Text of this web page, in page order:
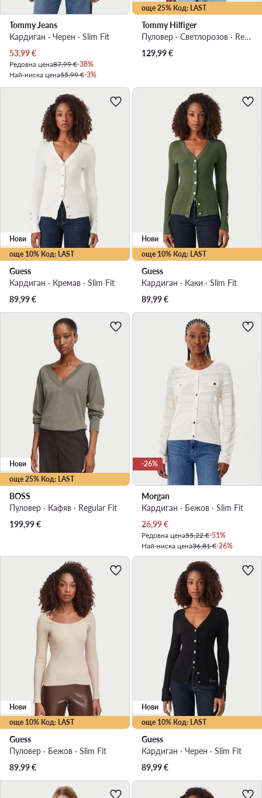
Tommy Jeans
Кардиган · Черен · Slim Fit
Актуална цена
53,99€
Редовна цена87,99 €-38%
Най-ниска цена55,99 €-3%
още 25% Код: LAST
Tommy Hilfiger
Пуловер · Светлорозов · Regular Fit
129,99€
още 10% Код: LAST
Нови
Guess
Кардиган · Кремав · Slim Fit
89,99€
още 10% Код: LAST
Нови
Guess
Кардиган · Каки · Slim Fit
89,99€
още 25% Код: LAST
Нови
BOSS
Пуловер · Кафяв · Regular Fit
199,99€
-26%
Morgan
Кардиган · Бежов · Slim Fit
Актуална цена
26,99€
Редовна цена55,22 €-51%
Най-ниска цена36,81 €-26%
още 10% Код: LAST
Нови
Guess
Пуловер · Бежов · Slim Fit
89,99€
още 10% Код: LAST
Нови
Guess
Кардиган · Черен · Slim Fit
89,99€